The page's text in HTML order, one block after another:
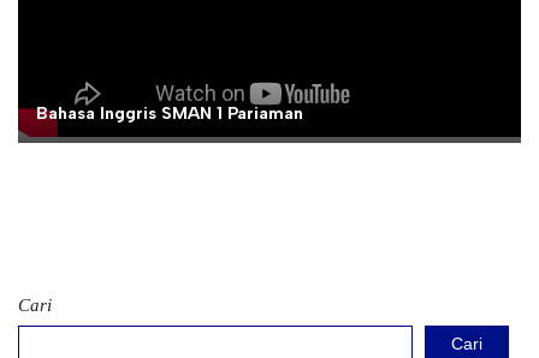
Bahasa Inggris SMAN 1 Pariaman
Cari
Cari